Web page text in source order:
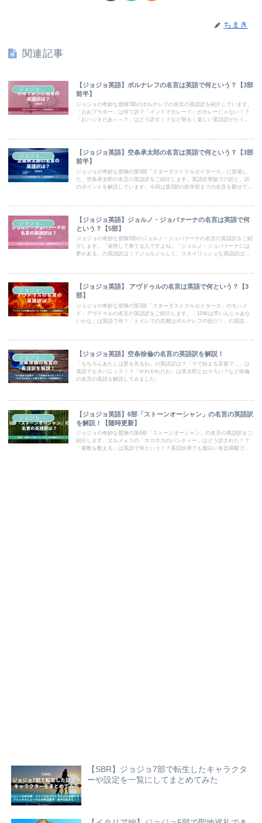
ちまき
関連記事
【ジョジョ英語】ポルナレフの名言は英語で何という？【3部
前半】
ジョジョの奇妙な冒険3部のポルナレフの名言の英語訳を紹介しています。
「おおブラボー」は何て訳？「インドでカレー？」がカレーじゃない！？
「おハジキだあ～～？」はどう訳す！？など明るく楽しい英語訳がたくさ
ジョジョ英語
【ジョジョ英語】空条承太郎の名言は英語で何という？【3部
前半】
ジョジョの奇妙な冒険の第3部「スターダストクルセイダース」に登場し
た、空条承太郎の名言の英語訳をご紹介します。英語吹替版での訳と、訳
のポイントを解説しています。今回は第3部の前半部までの名言を載せてい
【ジョジョ英語】ジョルノ・ジョバァーナの名言は英語で何
という？【5部】
ジョジョの奇妙な冒険5部のジョルノ・ジョバァーナの名言の英語訳をご紹
介します。「覚悟して来てる人ですよね」「ジョルノ・ジョバァーナには
夢がある」の英語訳は！？ジョルノらしく、スタイリッシュな英語訳ばか
ジョジョ英語
【ジョジョ英語】 アヴドゥルの名言は英語で何という？【3
部】
ジョジョの奇妙な冒険の第3部「スターダストクルセイダース」のモハメ
ド・アヴドゥルの名言の英語訳をご紹介します。「10年は早いんじゃあな
いかな」は英語で何？「トイレでの災難はポルナレフの役だ！」の英語訳
【ジョジョ英語】空条徐倫の名言の英語訳を解説！
「もちろんあたしは星を見るわ」の英語訳は？「マで始まる言葉で…」は
英語でも大パニック！？「やれやれだわ」は承太郎とおそろい？など徐倫
の名言の英語を解説してみました。
【ジョジョ英語】6部「ストーンオーシャン」の名言の英語訳
を解説！【随時更新】
ジョジョの奇妙な冒険の第6部「ストーンオーシャン」の名言の英語訳をご
紹介します。エルメェスの「ホカホカのパンティー」はどう訳された！？
「素数を数える」は英語で何という！？英語吹替でも面白い名言満載で
【SBR】ジョジョ7部で転生したキャラクタ
ーや設定を一覧にしてまとめてみた